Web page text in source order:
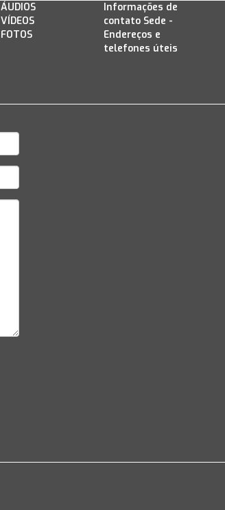
ÁUDIOS
VÍDEOS
FOTOS
Informações de
contato Sede -
Endereços e
telefones úteis